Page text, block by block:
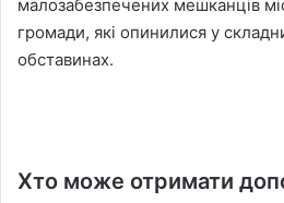
малозабезпечених мешканців
громади, які опинилися у
обставинах.
Хто може отримати